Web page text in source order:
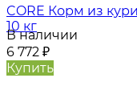
CORE Корм из
10 кг
В наличии
6 772 ₽
Купить